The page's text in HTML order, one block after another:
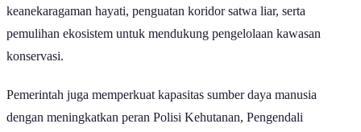
keanekaragaman hayati, penguatan koridor satwa liar, serta
pemulihan ekosistem untuk mendukung pengelolaan kawasan
konservasi.
Pemerintah juga memperkuat kapasitas sumber daya manusia
dengan meningkatkan peran Polisi Kehutanan, Pengendali